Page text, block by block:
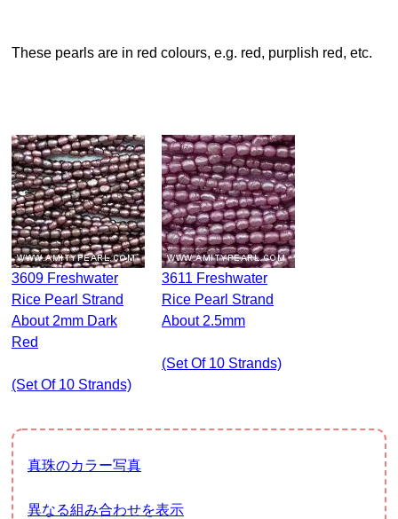
These pearls are in red colours, e.g. red, purplish red, etc.
3609 Freshwater
Rice Pearl Strand
About 2mm Dark
Red
(set Of 10 Strands)
3611 Freshwater
Rice Pearl Strand
About 2.5mm
(set Of 10 Strands)
真珠のカラー写真
異なる組み合わせを表示